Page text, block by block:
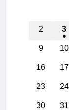
2 3
9 10
16 17
23 24
30 31
04:00